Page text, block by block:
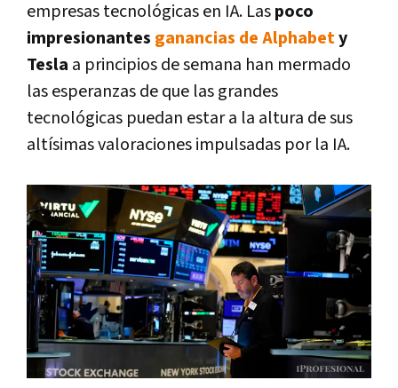
empresas tecnológicas en IA. Laspoco
impresionantes ganancias de Alphabety
Tesla a principios de semana han mermado
las esperanzas de que las grandes
tecnológicas puedan estar a la altura de sus
altísimas valoraciones impulsadas por la IA.